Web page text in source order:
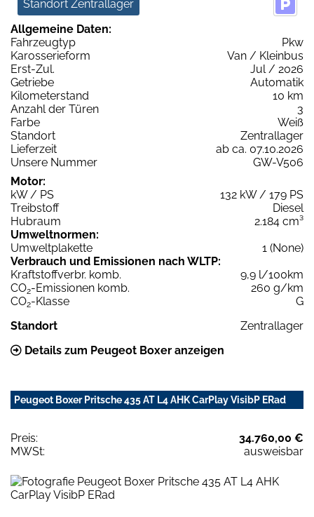
Standort Zentrallager
Allgemeine Daten:
Fahrzeugtyp
Pkw
Karosserieform
Van / Kleinbus
Erst-Zul.
Jul / 2026
Getriebe
Automatik
Kilometerstand
10 km
Anzahl der Türen
3
Farbe
Weiß
Standort
Zentrallager
Lieferzeit
ab ca. 07.10.2026
Unsere Nummer
GW-V506
Motor:
kW / PS
132 kW / 179 PS
Treibstoff
Diesel
Hubraum
2.184 cm³
Umweltnormen:
Umweltplakette
1 (None)
Verbrauch und Emissionen nach WLTP:
Kraftstoffverbr. komb.
9,9 l/100km
CO2-Emissionen komb.
260 g/km
CO2-Klasse
G
Standort
Zentrallager
Details zum Peugeot Boxer anzeigen
Peugeot Boxer Pritsche 435 AT L4 AHK CarPlay VisibP ERad
Preis:
34.760,00 €
MWSt:
ausweisbar